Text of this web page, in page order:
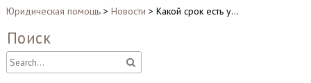
Юридическая помощь> Новости > Какой срок есть у…
Поиск